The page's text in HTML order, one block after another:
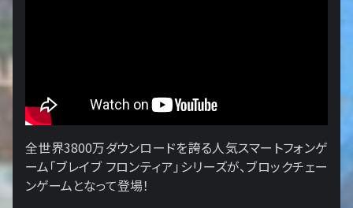
全世界3800万ダウンロードを誇る人気スマートフォンゲ
ーム「ブレイブ フロンティア」シリーズが、ブロックチェー
ンゲームとなって登場！